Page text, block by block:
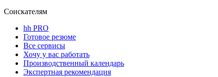
Соискателям
hh PRO
Готовое резюме
Все сервисы
Хочу у вас работать
Производственный календарь
Экспертная рекомендация